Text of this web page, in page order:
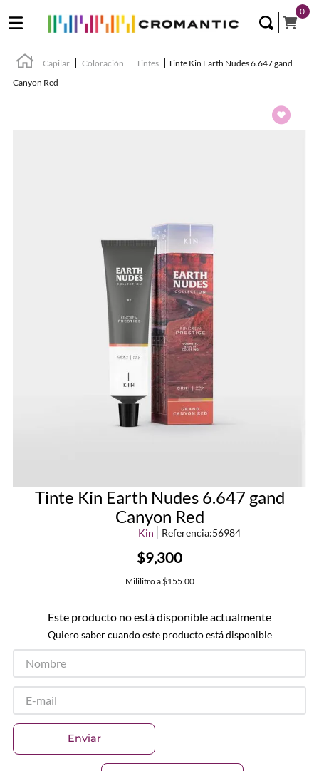
0
Capilar Coloración Tintes
Tinte Kin Earth Nudes 6.647 gand
Canyon Red
Tinte Kin Earth Nudes 6.647 gand
Canyon Red
Kin Referencia:56984
$9,300
Mililitroa $155.00
Este producto no está disponible actualmente
Quiero saber cuando este producto está disponible
Enviar